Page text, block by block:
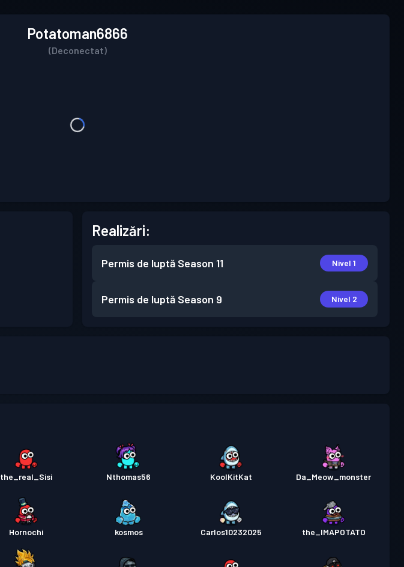
Potatoman6866
(Deconectat)
Realizări:
Permis de luptă Season 11 Nivel 1
Permis de luptă Season 9 Nivel 2
the_real_Sisi Nthomas56 KoolKitKat Da_Meow_monster
Hornochi kosmos Carlos10232025 the_IMAPOTATO